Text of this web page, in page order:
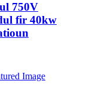
750V
fir 40kw